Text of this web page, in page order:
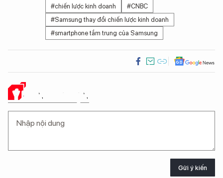
#chiến lược kinh doanh
#CNBC
#Samsung thay đổi chiến lược kinh doanh
#smartphone tầm trung của Samsung
Ý KIẾN CỦA BẠN
Gửi ý kiến